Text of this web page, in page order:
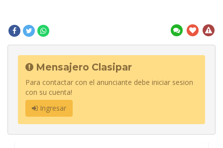
Mensajero Clasipar
Para contactar con el anunciante debe iniciar sesion
con su cuenta!
Ingresar